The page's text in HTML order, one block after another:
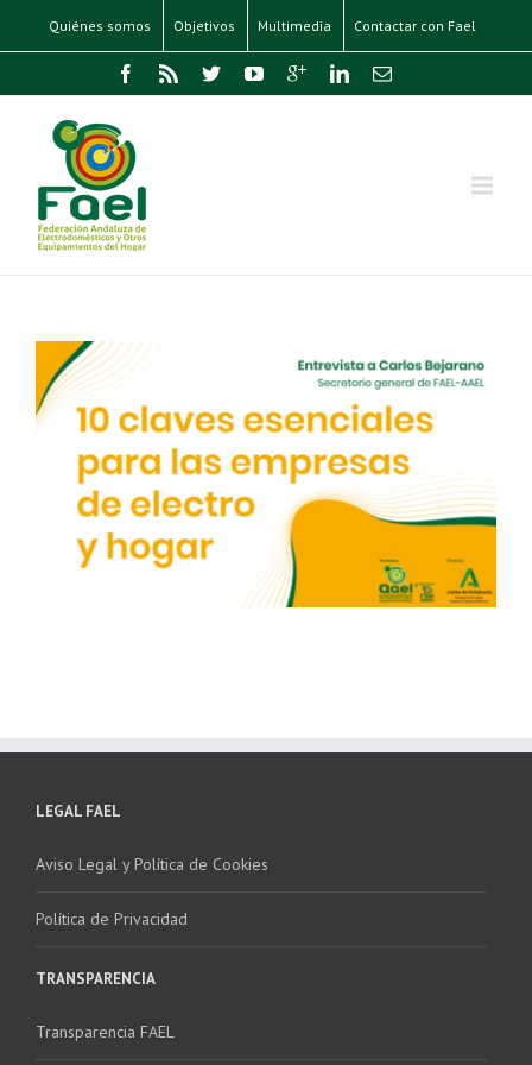
Quiénes somos Objetivos Multimedia Contactar con Fael
LEGAL FAEL
Aviso Legal y Política de Cookies
Política de Privacidad
TRANSPARENCIA
Transparencia FAEL